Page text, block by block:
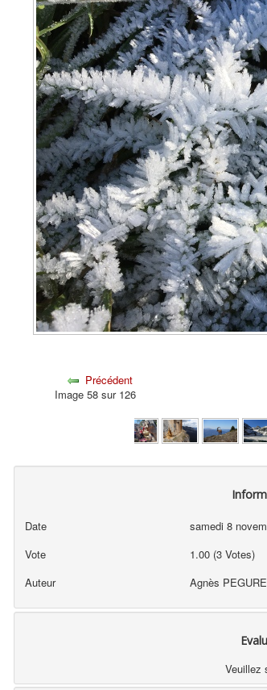
Précédent
Image 58 sur 126
Date
samedi 8
Vote
1.00 (3 Votes)
Auteur
Agnès
Veuillez